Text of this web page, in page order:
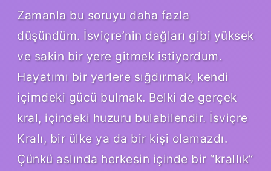
Zamanla bu soruyu daha fazla
düşündüm. İsviçre’nin dağları gibi yüksek
ve sakin bir yere gitmek istiyordum.
Hayatımı bir yerlere sığdırmak, kendi
içimdeki gücü bulmak. Belki de gerçek
kral, içindeki huzuru bulabilendir. İsviçre
Kralı, bir ülke ya da bir kişi olamazdı.
Çünkü aslında herkesin içinde bir “krallık”